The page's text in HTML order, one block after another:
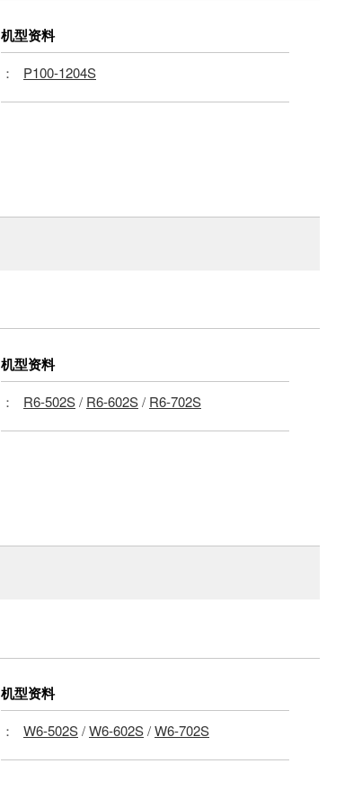
机型资料
： P100-1204S
机型资料
： R6-502S/ R6-602S/ R6-702S
机型资料
： W6-502S/W6-602S/W6-702S